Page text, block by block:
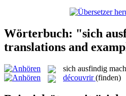
Wörterbuch: "sich
translations and
sich ausfindig
découvrir (finden)